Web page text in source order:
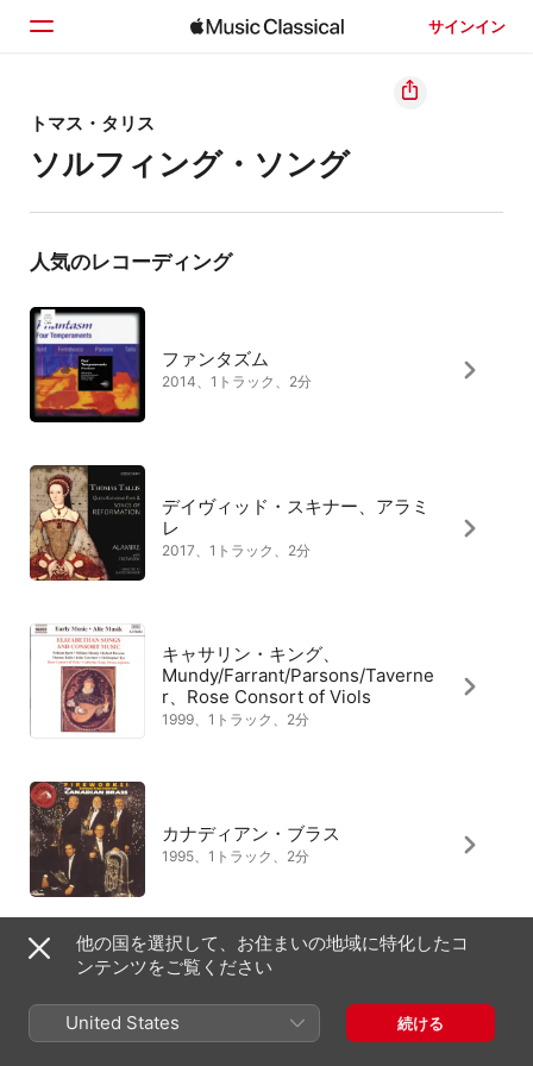
サインイン
ホーム
見つける
検索
トマス・タリス
ソルフィング・ソング
人気のレコーディング
ファンタズム
2014、1トラック、2分
デイヴィッド・スキナー、アラミ
レ
2017、1トラック、2分
キャサリン・キング、
Mundy/Farrant/Parsons/Taverne
r、Rose Consort of Viols
1999、1トラック、2分
カナディアン・ブラス
1995、1トラック、2分
The King's Noyse、David
Douglass
1995、1トラック、2分
他の国を選択して、お住まいの地域に特化したコ
ンテンツをご覧ください
United States 続ける